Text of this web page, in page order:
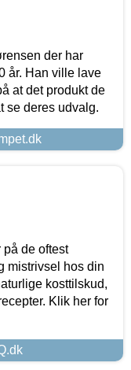
der har
år. Han ville lave
at det produkt de
se deres udvalg.
på de oftest
mistrivsel hos din
kosttilskud,
Klik her for